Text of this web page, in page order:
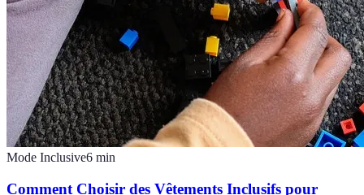
Mode Inclusive6 min
Comment Choisir des Vêtements Inclusifs pour